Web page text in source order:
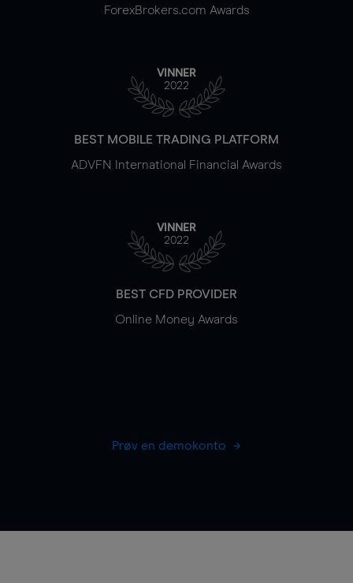
ForexBrokers.com Awards
VINNER
2022
BEST MOBILE TRADING PLATFORM
ADVFN International Financial Awards
VINNER
2022
BEST CFD PROVIDER
Online Money Awards
Prøv en demokonto